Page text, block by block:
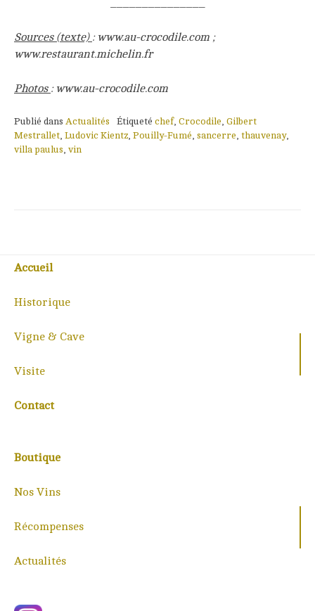
Sources (texte) : www.au-crocodile.com ;
www.restaurant.michelin.fr
Photos : www.au-crocodile.com
Publié dans Actualités Étiqueté chef, Crocodile, Gilbert
Mestrallet, Ludovic Kientz, Pouilly-Fumé, sancerre, thauvenay,
villa paulus, vin
Accueil
Historique
Vigne & Cave
Visite
Contact
Boutique
Nos Vins
Récompenses
Actualités